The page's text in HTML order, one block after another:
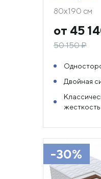
80х190 см
от 45
50 150₽
Двойная
жесткость
-30%